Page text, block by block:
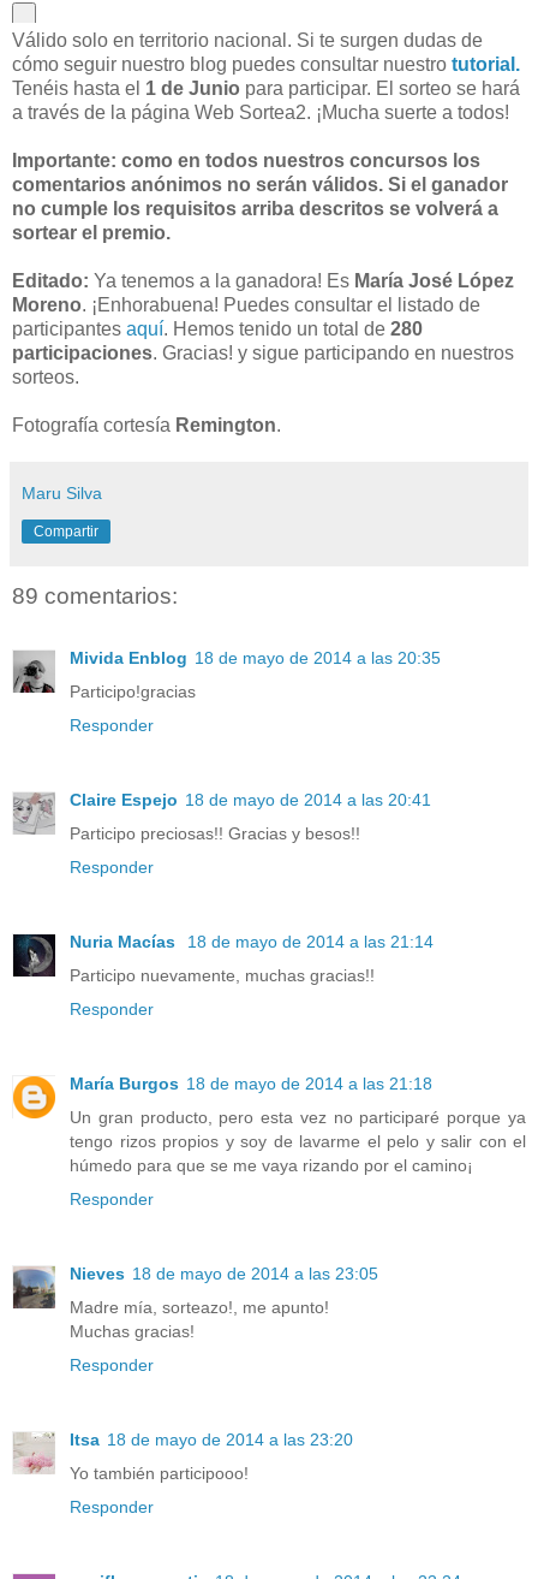
Válido solo en territorio nacional. Si te surgen dudas de
cómo seguir nuestro blog puedes consultar nuestro tutorial.
Tenéis hasta el 1 de Junio para participar. El sorteo se hará
a través de la página Web Sortea2. ¡Mucha suerte a todos!
Importante: como en todos nuestros concursos los
comentarios anónimos no serán válidos. Si el ganador
no cumple los requisitos arriba descritos se volverá a
sortear el premio.
Editado: Ya tenemos a la ganadora! Es María José López
Moreno. ¡Enhorabuena! Puedes consultar el listado de
participantes aquí. Hemos tenido un total de 280
participaciones. Gracias! y sigue participando en nuestros
sorteos.
Fotografía cortesía Remington.
Maru Silva
Compartir
89 comentarios:
Mivida Enblog 18 de mayo de 2014 a las 20:35
Participo!gracias
Responder
Claire Espejo 18 de mayo de 2014 a las 20:41
Participo preciosas!! Gracias y besos!!
Responder
Nuria Macías
18 de mayo de 2014 a las 21:14
Participo nuevamente, muchas gracias!!
Responder
María Burgos 18 de mayo de 2014 a las 21:18
Un gran producto, pero esta vez no participaré porque ya
tengo rizos propios y soy de lavarme el pelo y salir con el
húmedo para que se me vaya rizando por el camino¡
Responder
Nieves 18 de mayo de 2014 a las 23:05
Madre mía, sorteazo!, me apunto!
Muchas gracias!
Responder
Itsa 18 de mayo de 2014 a las 23:20
Yo también participooo!
Responder